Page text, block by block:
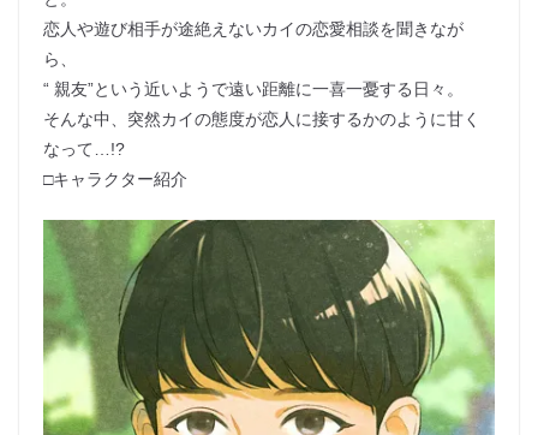
恋人や遊び相手が途絶えないカイの恋愛相談を聞きなが
ら、
“ 親友”という近いようで遠い距離に一喜一憂する日々。
そんな中、突然カイの態度が恋人に接するかのように甘く
なって…!?
□キャラクター紹介